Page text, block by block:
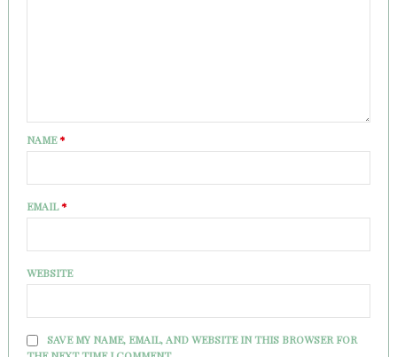
NAME*
EMAIL*
WEBSITE
SAVE MY NAME, EMAIL, AND WEBSITE IN THIS BROWSER FOR